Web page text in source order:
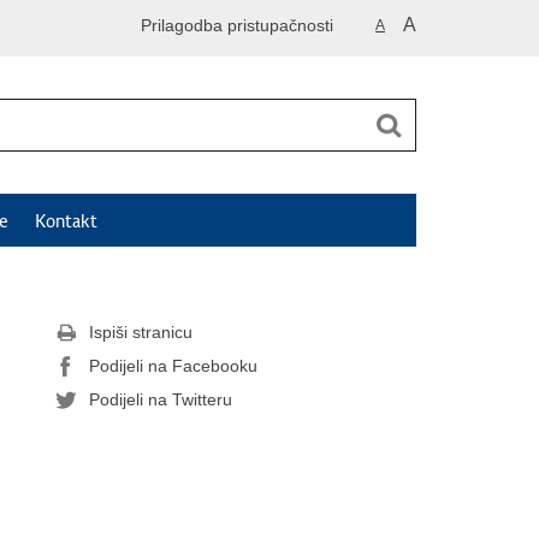
A A
Prilagodba pristupačnosti
Kontakt
Ispiši stranicu
Podijeli na Facebooku
Podijeli na Twitteru